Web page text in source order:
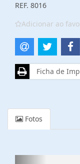
REF. 8016
Adicionar ao
Ficha de
Fotos